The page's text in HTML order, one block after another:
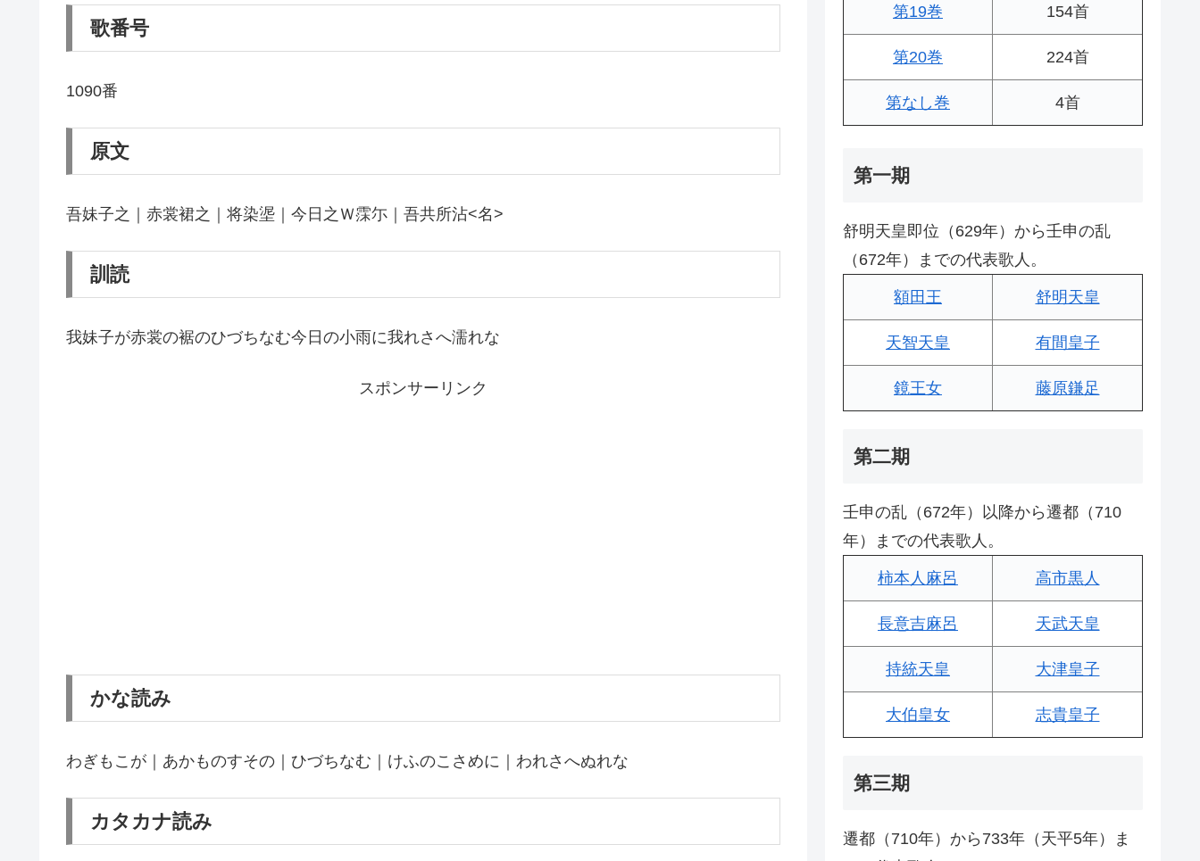
歌番号
1090番
原文
吾妹子之｜赤裳裙之｜将染埿｜今日之Ｗ霂尓｜吾共所沾<名>
訓読
我妹子が赤裳の裾のひづちなむ今日の小雨に我れさへ濡れな
スポンサーリンク
かな読み
わぎもこが｜あかものすその｜ひづちなむ｜けふのこさめに｜われさへぬれな
カタカナ読み
第19巻 154首
第20巻 224首
第なし巻 4首
第一期
舒明天皇即位（629年）から壬申の乱
（672年）までの代表歌人。
額田王 舒明天皇
天智天皇 有間皇子
鏡王女 藤原鎌足
第二期
壬申の乱（672年）以降から遷都（710
年）までの代表歌人。
柿本人麻呂 高市黒人
長意吉麻呂 天武天皇
持統天皇 大津皇子
大伯皇女 志貴皇子
第三期
遷都（710年）から733年（天平5年）ま